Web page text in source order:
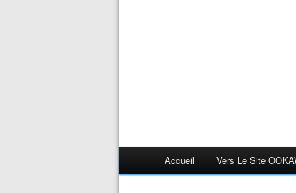
Accueil Vers Le Site